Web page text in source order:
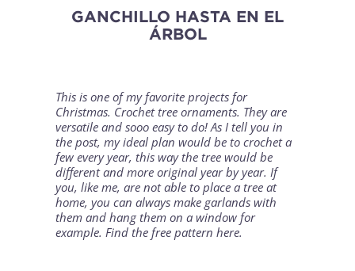
GANCHILLO HASTA EN EL
ÁRBOL
This is one of my favorite projects for
Christmas. Crochet tree ornaments. They are
versatile and sooo easy to do! As I tell you in
the post, my ideal plan would be to crochet a
few every year, this way the tree would be
different and more original year by year. If
you, like me, are not able to place a tree at
home, you can always make garlands with
them and hang them on a window for
example. Find the free patternhere.